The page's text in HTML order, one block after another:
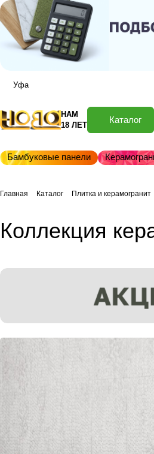
Уфа
НАМ
18 ЛЕТ
Каталог
Бамбуковые панели
Главная Каталог Плитка и керамогранит
Коллекция